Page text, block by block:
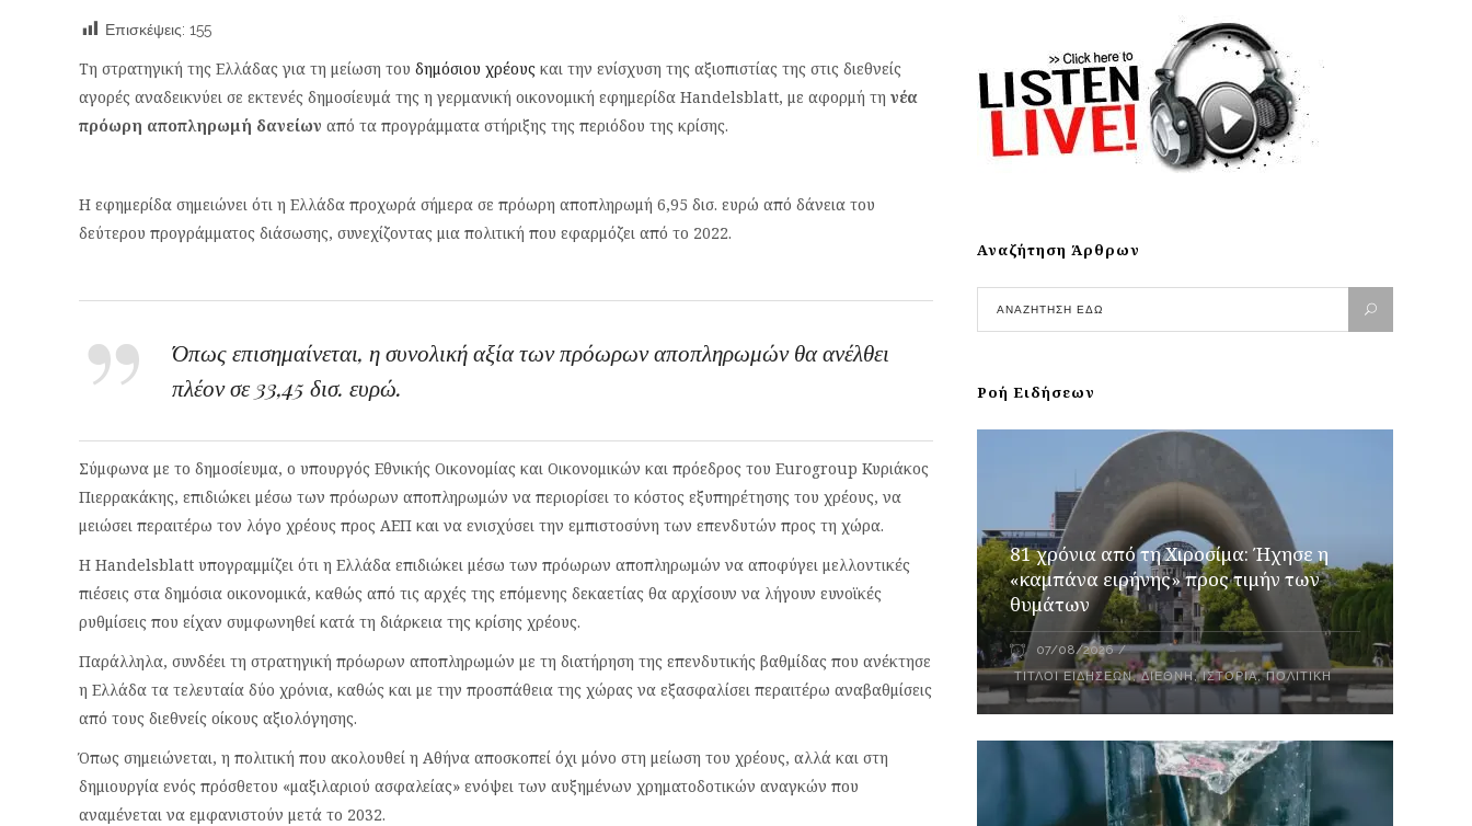
Επισκέψεις: 155
Τη στρατηγική της Ελλάδας για τη μείωση του δημόσιου χρέους και την ενίσχυση της αξιοπιστίας της στις διεθνείς
αγορές αναδεικνύει σε εκτενές δημοσίευμά της η γερμανική οικονομική εφημερίδα Handelsblatt, με αφορμή τη νέα
πρόωρη αποπληρωμή δανείων από τα προγράμματα στήριξης της περιόδου της κρίσης.
Η εφημερίδα σημειώνει ότι η Ελλάδα προχωρά σήμερα σε πρόωρη αποπληρωμή 6,95 δισ. ευρώ από δάνεια του
δεύτερου προγράμματος διάσωσης, συνεχίζοντας μια πολιτική που εφαρμόζει από το 2022.
Όπως επισημαίνεται, η συνολική αξία των πρόωρων αποπληρωμών θα ανέλθει
πλέον σε 33,45 δισ. ευρώ.
Σύμφωνα με το δημοσίευμα, ο υπουργός Εθνικής Οικονομίας και Οικονομικών και πρόεδρος του Eurogroup Κυριάκος
Πιερρακάκης, επιδιώκει μέσω των πρόωρων αποπληρωμών να περιορίσει το κόστος εξυπηρέτησης του χρέους, να
μειώσει περαιτέρω τον λόγο χρέους προς ΑΕΠ και να ενισχύσει την εμπιστοσύνη των επενδυτών προς τη χώρα.
Η Handelsblatt υπογραμμίζει ότι η Ελλάδα επιδιώκει μέσω των πρόωρων αποπληρωμών να αποφύγει μελλοντικές
πιέσεις στα δημόσια οικονομικά, καθώς από τις αρχές της επόμενης δεκαετίας θα αρχίσουν να λήγουν ευνοϊκές
ρυθμίσεις που είχαν συμφωνηθεί κατά τη διάρκεια της κρίσης χρέους.
Παράλληλα, συνδέει τη στρατηγική πρόωρων αποπληρωμών με τη διατήρηση της επενδυτικής βαθμίδας που ανέκτησε
η Ελλάδα τα τελευταία δύο χρόνια, καθώς και με την προσπάθεια της χώρας να εξασφαλίσει περαιτέρω αναβαθμίσεις
από τους διεθνείς οίκους αξιολόγησης.
Όπως σημειώνεται, η πολιτική που ακολουθεί η Αθήνα αποσκοπεί όχι μόνο στη μείωση του χρέους, αλλά και στη
δημιουργία ενός πρόσθετου «μαξιλαριού ασφαλείας» ενόψει των αυξημένων χρηματοδοτικών αναγκών που
αναμένεται να εμφανιστούν μετά το 2032.
Αναζήτηση Άρθρων
Ροή Ειδήσεων
81 χρόνια από τη Χιροσίμα: Ήχησε η
«καμπάνα ειρήνης» προς τιμήν των
θυμάτων
07/08/2026
ΤΊΤΛΟΙ ΕΙΔΉΣΕΩΝ,ΔΙΕΘΝΉ,ΙΣΤΟΡΊΑ,ΠΟΛΙΤΙΚΉ